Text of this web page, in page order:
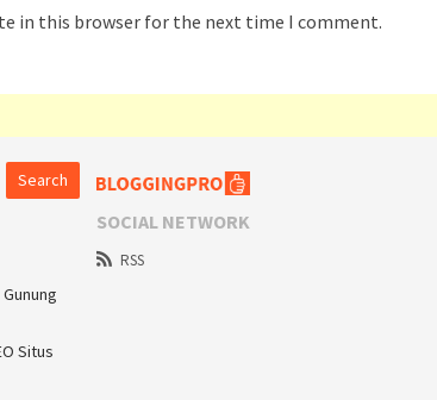
in this browser for the next time I comment.
Search
Situs
SOCIAL NETWORK
RSS